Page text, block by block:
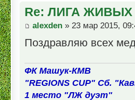
Re: ЛИГА ЖИВЫХ
alexden » 23 мар 2015,
Поздравляю всех
ФК Машук-КМВ
"REGIONS CUP" Сб.
1 место "ЛЖ дуэт"